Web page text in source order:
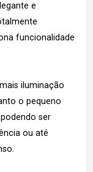
e
funcionalidade
iluminação
o pequeno
ser
ou até